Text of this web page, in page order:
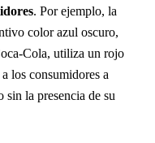
. Por ejemplo, la
color azul oscuro,
Cola, utiliza un rojo
los consumidores a
la presencia de su